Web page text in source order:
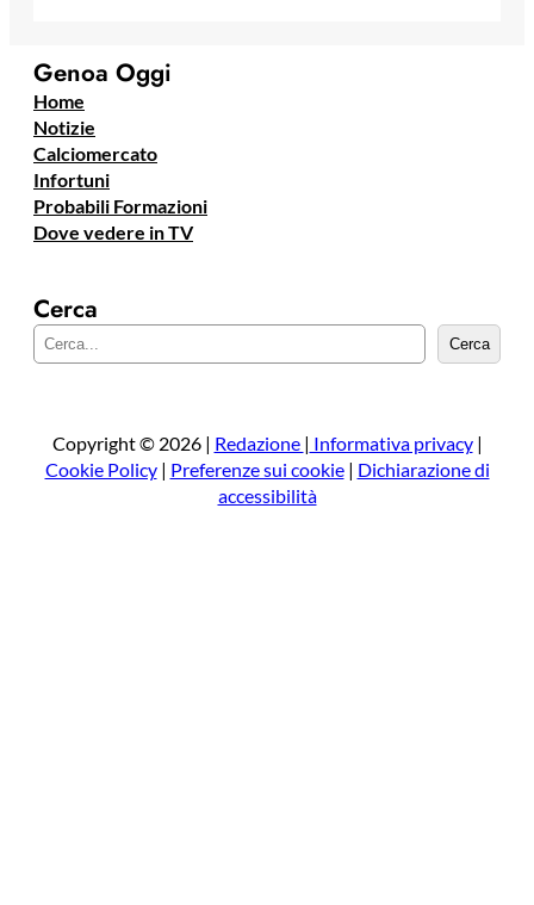
Genoa Oggi
Home
Notizie
Calciomercato
Infortuni
Probabili Formazioni
Dove vedere in TV
Cerca
e
a
Cerca
Copyright © 2026 | Redazione | Informativa privacy|
Cookie Policy| Preferenze sui cookie| Dichiarazione di
accessibilità